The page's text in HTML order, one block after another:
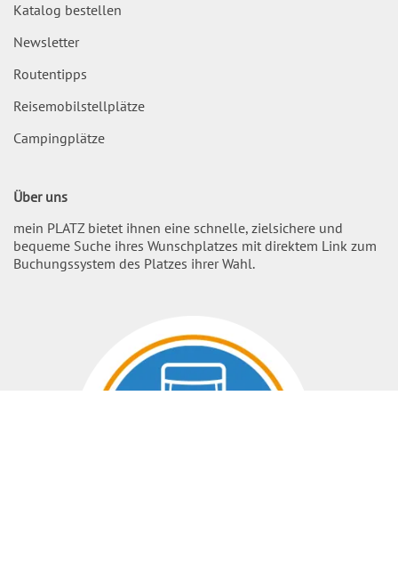
Katalog bestellen
Newsletter
Routentipps
Reisemobilstellplätze
Campingplätze
Über uns
mein PLATZ bietet ihnen eine schnelle, zielsichere und
bequeme Suche ihres Wunschplatzes mit direktem Link zum
Buchungssystem des Platzes ihrer Wahl.